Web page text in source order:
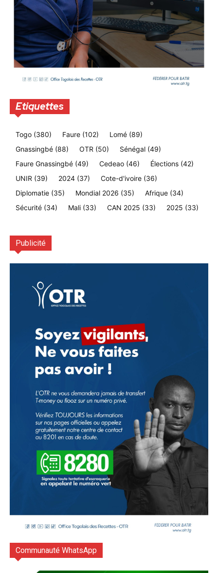
Etiquettes
Togo (380) Faure (102) Lomé (89)
Gnassingbé (88) OTR (50) Sénégal (49)
Faure Gnassingbé (49) Cedeao (46) Élections (42)
UNIR (39) 2024 (37) Cote-d'ivoire (36)
Diplomatie (35) Mondial 2026 (35) Afrique (34)
Sécurité (34) Mali (33) CAN 2025 (33) 2025 (33)
Publicité
Communauté WhatsApp